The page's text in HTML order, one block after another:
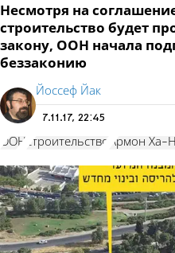
Несмотря на
строительство будет
закону, ООН начала
беззаконию
Йоссеф Йак
7.11.17, 22:45
ООН строительство Армон Ха-